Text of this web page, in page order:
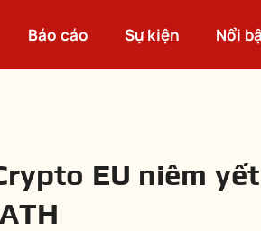
Báo cáo Sự kiện Nổi
EU niêm